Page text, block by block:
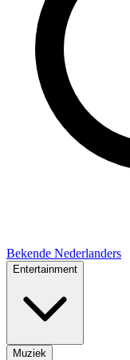
Bekende Nederlanders
Entertainment
Muziek